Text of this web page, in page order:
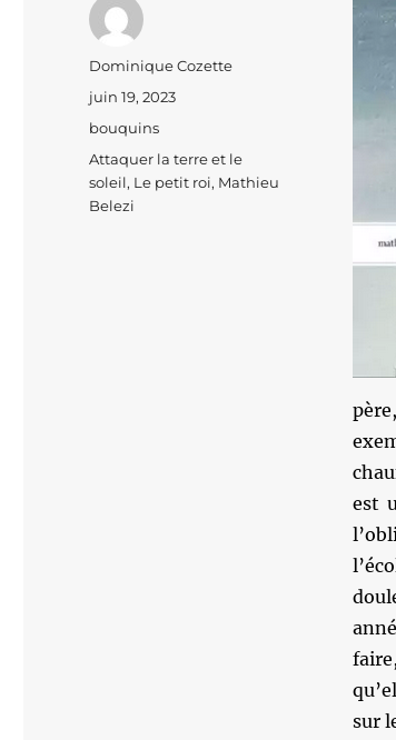
est
sur
Auteur
Dominique Cozette
Publié
le
juin 19, 2023
Catégories
bouquins
Étiquettes
Attaquer la terre et le
soleil, Le petit roi, Mathieu
Belezi